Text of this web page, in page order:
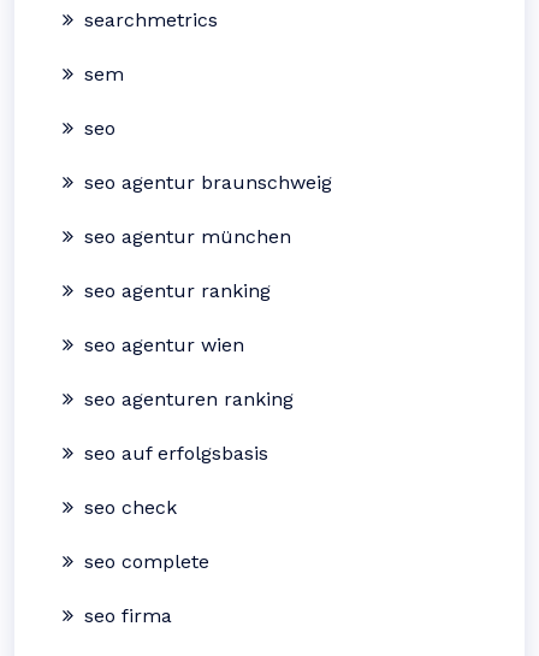
searchmetrics
sem
seo
seo agentur braunschweig
seo agentur münchen
seo agentur ranking
seo agentur wien
seo agenturen ranking
seo auf erfolgsbasis
seo check
seo complete
seo firma